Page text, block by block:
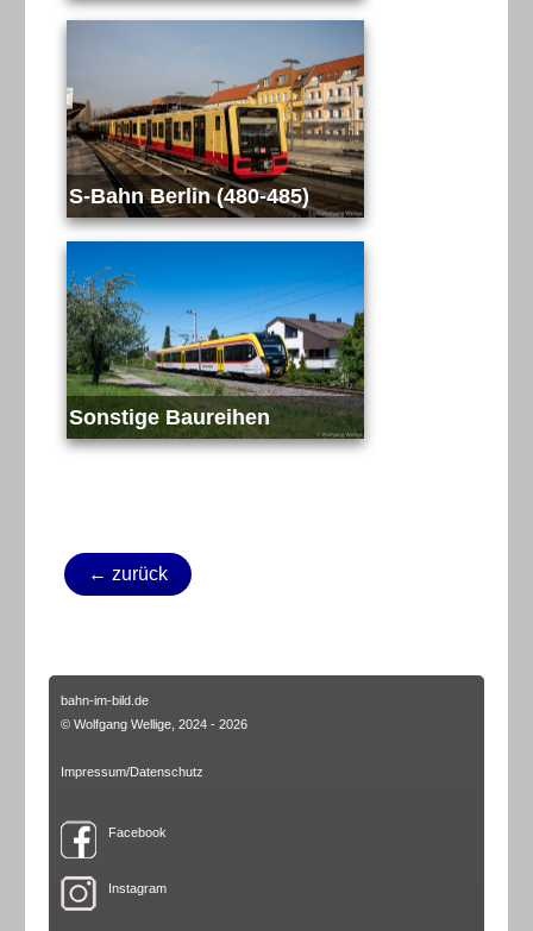
S-Bahn Berlin (480-485)
Sonstige Baureihen
← zurück
bahn-im-bild.de
© Wolfgang Wellige, 2024 - 2026
Impressum/Datenschutz
Facebook
Instagram